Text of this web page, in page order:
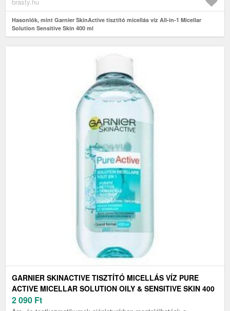
brasty.hu
Hasonlók, mint Garnier SkinActive tisztító micellás víz All-in-1 Micellar
Solution Sensitive Skin 400 ml
GARNIER SKINACTIVE TISZTÍTÓ MICELLÁS VÍZ PURE
ACTIVE MICELLAR SOLUTION OILY & SENSITIVE SKIN 400
ML
2 090 Ft